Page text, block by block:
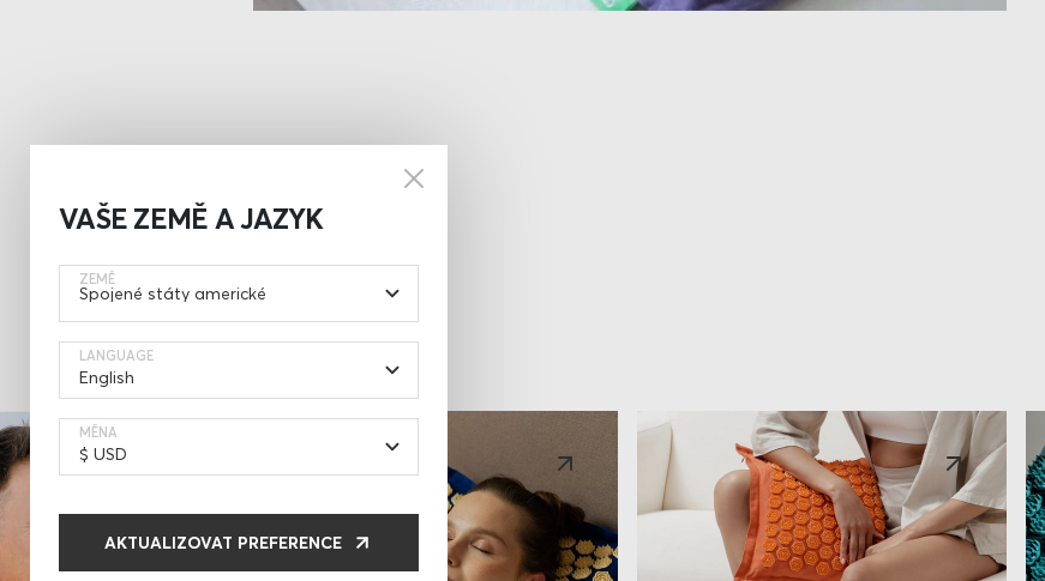
VAŠE ZEMĚ A JAZYK
ZEMĚ
LANGUAGE
MĚNA
AKTUALIZOVAT PREFERENCE